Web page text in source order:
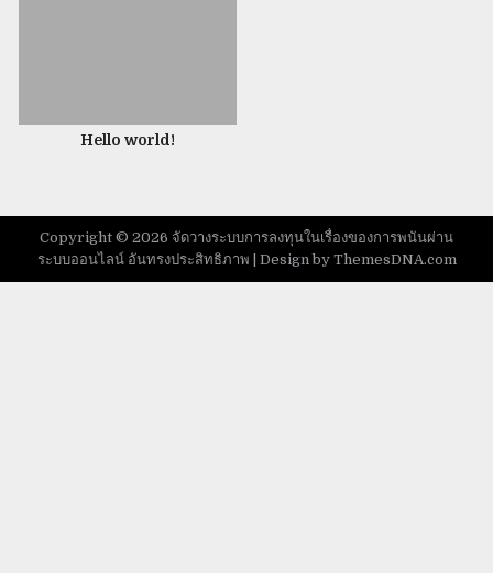
Hello world!
Copyright © 2026 จัดวางระบบการลงทุนในเรื่องของการพนันผ่าน
ระบบออนไลน์ อันทรงประสิทธิภาพ | Design by ThemesDNA.com